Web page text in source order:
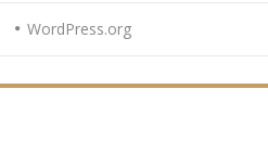
WordPress.org